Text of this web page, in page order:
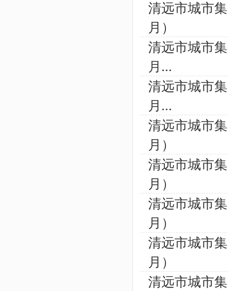
清远市城市
月）
清远市城市
月...
清远市城市
月...
清远市城市
月）
清远市城市
月）
清远市城市
月）
清远市城市
月）
清远市城市